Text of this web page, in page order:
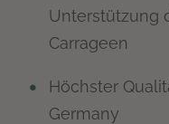
Unterstützung
Carrageen
Höchster
Germany